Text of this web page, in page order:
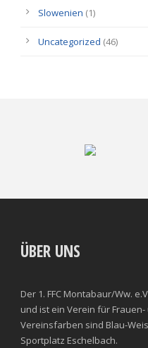
Slowenien (1)
Uncategorized (46)
ÜBER UNS
Der 1. FFC Montabaur/Ww.
und ist ein Verein für
Vereinsfarben sind Blau-
Sportplatz Eschelbach.